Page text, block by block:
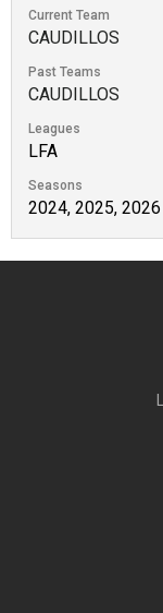
Current Team
CAUDILLOS
Past Teams
CAUDILLOS
Leagues
LFA
Seasons
2024, 2025, 2026